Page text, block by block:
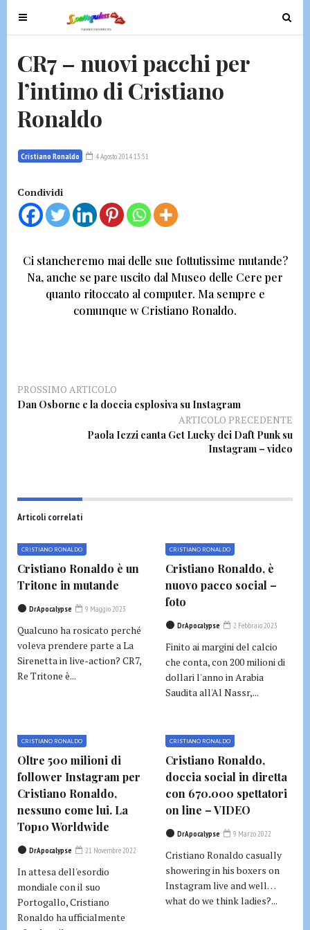
T
o
g
l
e
n
v
i
a
t
T
o
n
CR7 – nuovi pacchi per
l’intimo di Cristiano
Ronaldo
Cristiano Ronaldo 4 Agosto 2014 13:51
Condividi
Ci stancheremo mai delle sue fottutissime mutande?
Na, anche se pare uscito dal Museo delle Cere per
quanto ritoccato al computer. Ma sempre e
comunque w Cristiano Ronaldo.
PROSSIMO ARTICOLO
Dan Osborne e la doccia esplosiva su Instagram
ARTICOLO PRECEDENTE
Paola Iezzi canta Get Lucky dei Daft Punk su
Instagram – video
Articoli correlati
CRISTIANO RONALDO
Cristiano Ronaldo è un
Tritone in mutande
DrApocalypse 9 Maggio 2023
Qualcuno ha rosicato perché
voleva prendere parte a La
Sirenetta in live-action? CR7,
Re Tritone è...
CRISTIANO RONALDO
Cristiano Ronaldo, è
nuovo pacco social –
foto
DrApocalypse 2 Febbraio 2023
Finito ai margini del calcio
che conta, con 200 milioni di
dollari l'anno in Arabia
Saudita all'Al Nassr,...
CRISTIANO RONALDO
Oltre 500 milioni di
follower Instagram per
Cristiano Ronaldo,
nessuno come lui. La
Top10 Worldwide
DrApocalypse 21 Novembre 2022
In attesa dell'esordio
mondiale con il suo
Portogallo, Cristiano
Ronaldo ha ufficialmente
CRISTIANO RONALDO
Cristiano Ronaldo,
doccia social in diretta
con 670.000 spettatori
on line – VIDEO
DrApocalypse 9 Marzo 2022
Cristiano Ronaldo casually
showering in his boxers on
Instagram live and well…
what do we think ladies?...